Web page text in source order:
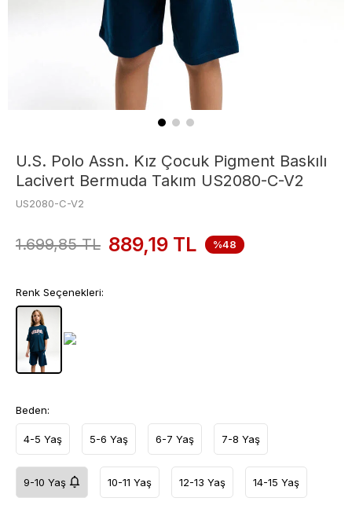
U.S. Polo Assn. Kız Çocuk Pigment Baskılı
Lacivert Bermuda Takım US2080-C-V2
US2080-C-V2
1.699,85TL 889,19 TL %48
Renk Seçenekleri:
Beden:
4-5 Yaş 5-6 Yaş 6-7 Yaş 7-8 Yaş
9-10 Yaş 10-11 Yaş 12-13 Yaş 14-15 Yaş